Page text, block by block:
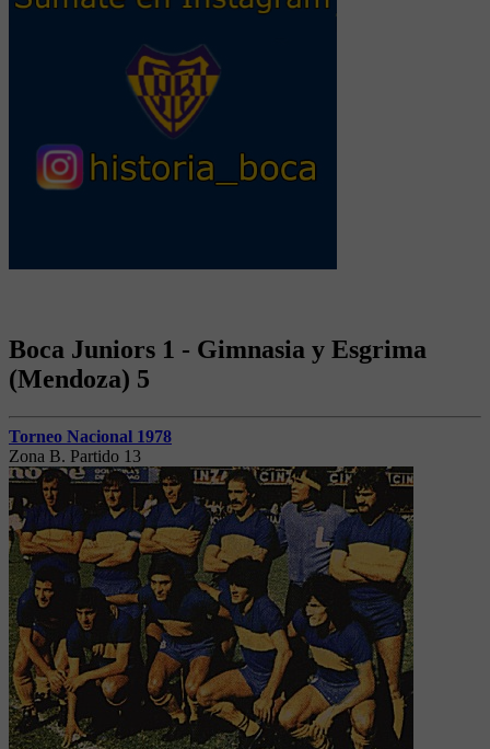
Boca Juniors 1 - Gimnasia y Esgrima
(Mendoza) 5
Torneo Nacional 1978
Zona B. Partido 13